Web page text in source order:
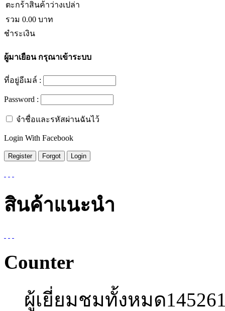
ตะกร้าสินค้าว่างเปล่า
รวม 0.00 บาท
ชำระเงิน
ผู้มาเยือนกรุณาเข้าระบบ
ที่อยู่อีเมล์ :
Password :
จำชื่อและรหัสผ่านฉันไว้
Login With Facebook
สินค้าแนะนำ
Counter
ผู้เยี่ยมชมทั้งหมด